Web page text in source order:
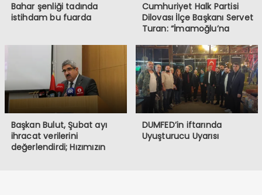
Bahar şenliği tadında
istihdam bu fuarda
Cumhuriyet Halk Partisi
Dilovası İlçe Başkanı Servet
Turan: “İmamoğlu’na
Halkın İradesine
Müdahaledir”
Başkan Bulut, Şubat ayı
ihracat verilerini
değerlendirdi; Hızımızın
DUMFED’in iftarında
Uyuşturucu Uyarısı